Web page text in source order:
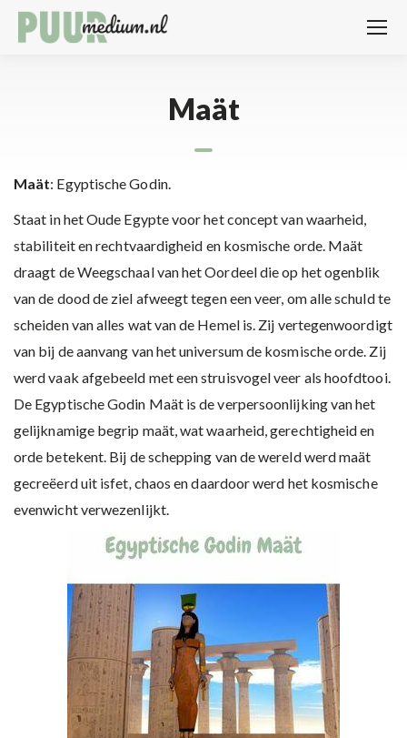
Maät
Maät: Egyptische Godin.
Staat in het Oude Egypte voor het concept van waarheid,
stabiliteit en rechtvaardigheid en kosmische orde. Maät
draagt de Weegschaal van het Oordeel die op het ogenblik
van de dood de ziel afweegt tegen een veer, om alle schuld te
scheiden van alles wat van de Hemel is. Zij vertegenwoordigt
van bij de aanvang van het universum de kosmische orde. Zij
werd vaak afgebeeld met een struisvogel veer als hoofdtooi.
De Egyptische Godin Maät is de verpersoonlijking van het
gelijknamige begrip maät, wat waarheid, gerechtigheid en
orde betekent. Bij de schepping van de wereld werd maät
gecreëerd uit isfet,chaos en daardoor werd het kosmische
evenwicht verwezenlijkt.